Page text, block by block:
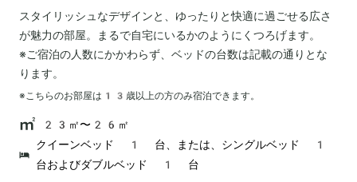
スタイリッシュなデザインと、ゆったりと快適に過ごせる広さ
が魅力の部屋。まるで自宅にいるかのようにくつろげます。
※ご宿泊の人数にかかわらず、ベッドの台数は記載の通りとな
ります。
※こちらのお部屋は 13 歳以上の方のみ宿泊できます。
23㎡〜26㎡
クイーンベッド 1 台、または、シングルベッド 1
台およびダブルベッド 1 台